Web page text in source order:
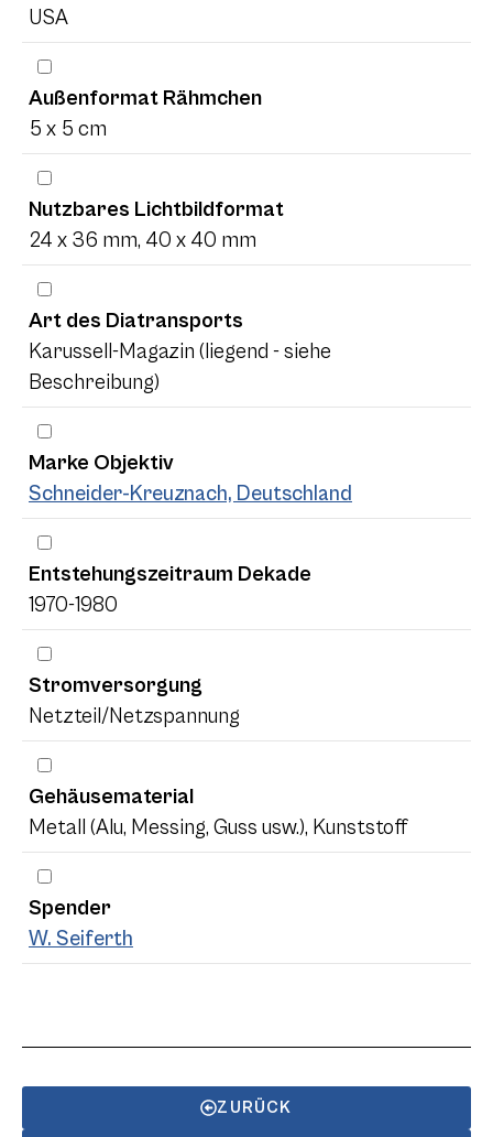
USA
Außenformat Rähmchen
5 x 5 cm
Nutzbares Lichtbildformat
24 x 36 mm, 40 x 40 mm
Art des Diatransports
Karussell-Magazin (liegend - siehe
Beschreibung)
Marke Objektiv
Schneider-Kreuznach, Deutschland
Entstehungszeitraum Dekade
1970-1980
Stromversorgung
Netzteil/Netzspannung
Gehäusematerial
Metall (Alu, Messing, Guss usw.), Kunststoff
Spender
W. Seiferth
ZURÜCK